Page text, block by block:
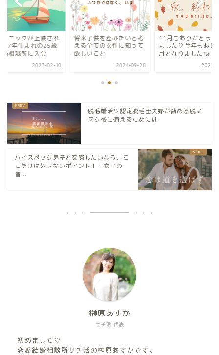
タニックが上映され
年生まれの25歳
婚相談所に入会
2023-02-10
将来子供を産みたいと考
える全ての女性に知って
欲しいこと
2024-09-28
11月もありがとうご
ました♡今年もあと
月となりましたね
2022-
脱毛婚活♡認定脱毛士夫婦が勧める脱マ
スク後に備えるためには
ハイスペック男子と交際したいなら、こ
こだけは外せないポイント！！女子の
皆...
サチ活 代表
榊原あすか
初めまして♡
恋愛結婚相談所サチ活の榊原あすかです。